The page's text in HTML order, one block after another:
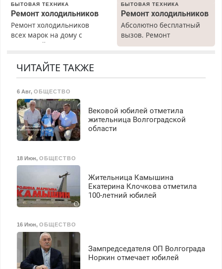
Ежемесячно
выплачивается денежная
премия. Возможно
бесплатное обучение,
получение документов,
безопасности с з/п до
БЫТОВАЯ ТЕХНИКА
Ремонт холодильников
Ремонт холодильников
всех марок на дому с
гарантией. Замена
Недорого. Без выходных.
БЫТОВАЯ ТЕХНИКА
Ремонт холодильников
Абсолютно бесплатный
вызов. Ремонт
холодильников всех
ЧИТАЙТЕ ТАКЖЕ
6 Авг, ОБЩЕСТВО
Вековой юбилей отметила
жительница Волгоградской
области
18 Июн, ОБЩЕСТВО
Жительница Камышина
Екатерина Клочкова отметила
100-летний юбилей
16 Июн, ОБЩЕСТВО
Зампредседателя ОП Волгограда
Норкин отмечает юбилей